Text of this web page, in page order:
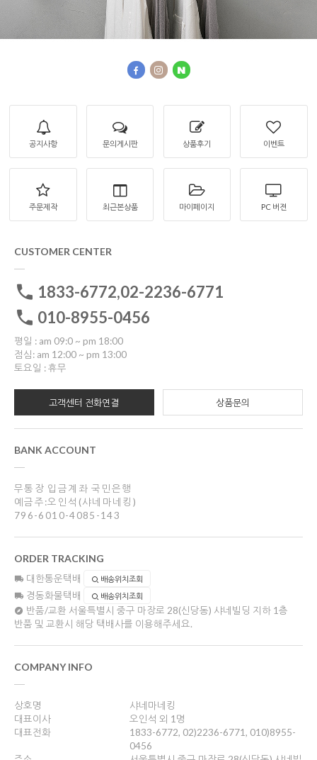
공지사항 문의게시판 상품후기 이벤트
주문제작 최근본상품 마이페이지 PC 버젼
CUSTOMER CENTER
1833-6772,02-2236-6771
010-8955-0456
평일 : am 09:0 ~ pm 18:00
점심: am 12:00 ~ pm 13:00
토요일 : 휴무
고객센터 전화연결 상품문의
BANK ACCOUNT
무통장 입금계좌 국민은행
예금주:오인석(샤네마네킹)
796-6010-4085-143
ORDER TRACKING
대한통운택배 배송위치조회
경동화물택배 배송위치조회
반품/교환 서울특별시 중구 마장로 28(신당동) 샤네빌딩 지하 1층
반품 및 교환시 해당 택배사를 이용해주세요.
COMPANY INFO
상호명
샤네마네킹
대표이사
오인석 외 1명
대표전화
1833-6772, 02)2236-6771, 010)8955-
0456